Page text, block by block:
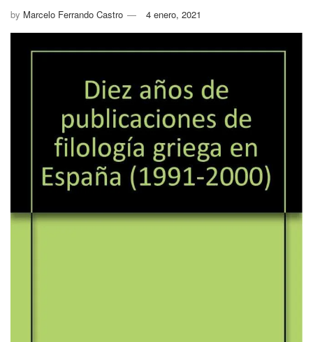
by Marcelo Ferrando Castro 4 enero, 2021